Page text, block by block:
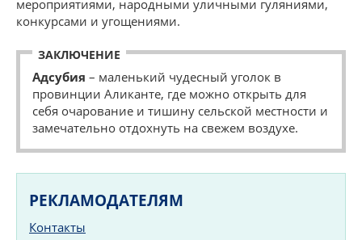
мероприятиями, народными уличными гуляниями,
конкурсами и угощениями.
ЗАКЛЮЧЕНИЕ
Адсубия – маленький чудесный уголок в
провинции Аликанте, где можно открыть для
себя очарование и тишину сельской местности и
замечательно отдохнуть на свежем воздухе.
РЕКЛАМОДАТЕЛЯМ
Контакты